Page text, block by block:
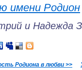
имени Родион
и Надежда
Родиона в любви >>